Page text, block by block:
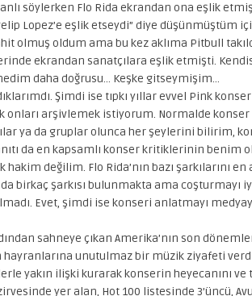
söylerken Flo Rida ekrandan ona eşlik
Lopez’e eşlik etseydi” diye düşünmüştüm
olmuş oldum ama bu kez aklıma Pitbull
ekrandan sanatçılara eşlik etmişti.
daha doğrusu… Keşke gitseymişim…
Şimdi ise tıpkı yıllar evvel Pink
onları arşivlemek istiyorum. Normalde
ya da gruplar olunca her şeylerini bilirim,
da en kapsamlı konser kritiklerinin benim
değilim. Flo Rida’nın bazı şarkılarını
birkaç şarkısı bulunmakta ama
Evet, şimdi ise konseri anlatmayı
sahneye çıkan Amerika’nın son
unutulmaz bir müzik ziyafeti
yakın ilişki kurarak konserin heyecanını ve
yer alan, Hot 100 listesinde 3’üncü,